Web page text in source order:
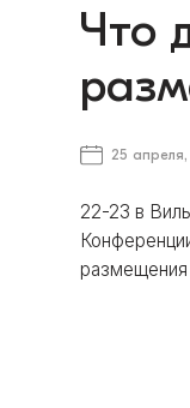
Что
25
22-23 в
размещения